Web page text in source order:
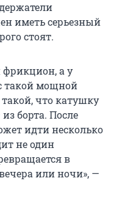
иметь серьезный
стоят.
фрикцион, а у
такой мощной
что катушку
борта. После
идти несколько
не один
в
или ночи», —